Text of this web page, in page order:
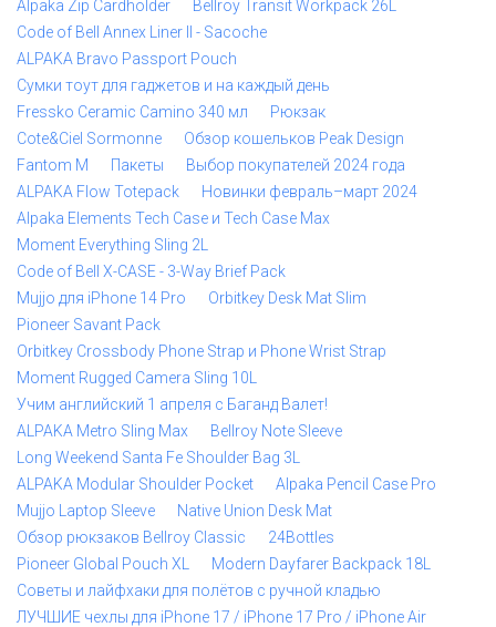
Alpaka Zip Cardholder
Bellroy Transit Workpack 26L
Code of Bell Annex Liner II - Sacoche
ALPAKA Bravo Passport Pouch
Сумки тоут для гаджетов и на каждый день
Fressko Ceramic Camino 340 мл
Рюкзак
Cote&Ciel Sormonne
Обзор кошельков Peak Design
Fantom M
Пакеты
Выбор покупателей 2024 года
ALPAKA Flow Totepack
Новинки февраль–март 2024
Alpaka Elements Tech Case и Tech Case Max
Moment Everything Sling 2L
Code of Bell X-CASE - 3-Way Brief Pack
Mujjo для iPhone 14 Pro
Orbitkey Desk Mat Slim
Pioneer Savant Pack
Orbitkey Crossbody Phone Strap и Phone Wrist Strap
Moment Rugged Camera Sling 10L
Учим английский 1 апреля с Баганд Валет!
ALPAKA Metro Sling Max
Bellroy Note Sleeve
Long Weekend Santa Fe Shoulder Bag 3L
ALPAKA Modular Shoulder Pocket
Alpaka Pencil Case Pro
Mujjo Laptop Sleeve
Native Union Desk Mat
Обзор рюкзаков Bellroy Classic
24Bottles
Pioneer Global Pouch XL
Modern Dayfarer Backpack 18L
Советы и лайфхаки для полётов с ручной кладью
ЛУЧШИЕ чехлы для iPhone 17 / iPhone 17 Pro / iPhone Air